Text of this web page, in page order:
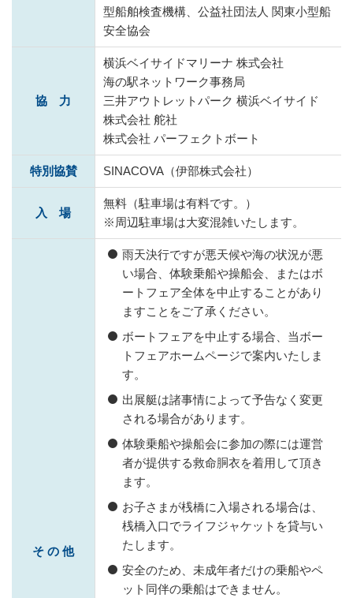
型船舶検査機構、公益社団法人 関東小型船
安全協会
協 力
横浜ベイサイドマリーナ 株式会社
海の駅ネットワーク事務局
三井アウトレットパーク 横浜ベイサイド
株式会社 舵社
株式会社 パーフェクトボート
特別協賛 SINACOVA（伊部株式会社）
入 場
無料（駐車場は有料です。）
※周辺駐車場は大変混雑いたします。
そ の 他
雨天決行ですが悪天候や海の状況が悪
い場合、体験乗船や操船会、またはボ
ートフェア全体を中止することがあり
ますことをご了承ください。
ボートフェアを中止する場合、当ボー
トフェアホームページで案内いたしま
す。
出展艇は諸事情によって予告なく変更
される場合があります。
体験乗船や操船会に参加の際には運営
者が提供する救命胴衣を着用して頂き
ます。
お子さまが桟橋に入場される場合は、
桟橋入口でライフジャケットを貸与い
たします。
安全のため、未成年者だけの乗船やペ
ット同伴の乗船はできません。